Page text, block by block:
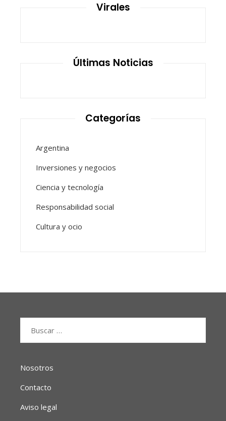
Virales
Últimas Noticias
Categorías
Argentina
Inversiones y negocios
Ciencia y tecnología
Responsabilidad social
Cultura y ocio
Nosotros
Contacto
Aviso legal